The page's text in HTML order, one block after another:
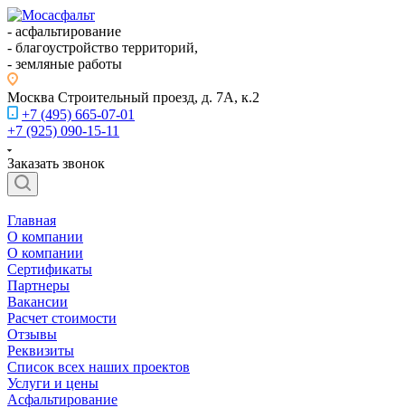
- асфальтирование
- благоустройство территорий,
- земляные работы
Москва Строительный проезд, д. 7А, к.2
+7 (495) 665-07-01
+7 (925) 090-15-11
Заказать звонок
Главная
О компании
О компании
Сертификаты
Партнеры
Вакансии
Расчет стоимости
Отзывы
Реквизиты
Список всех наших проектов
Услуги и цены
Асфальтирование